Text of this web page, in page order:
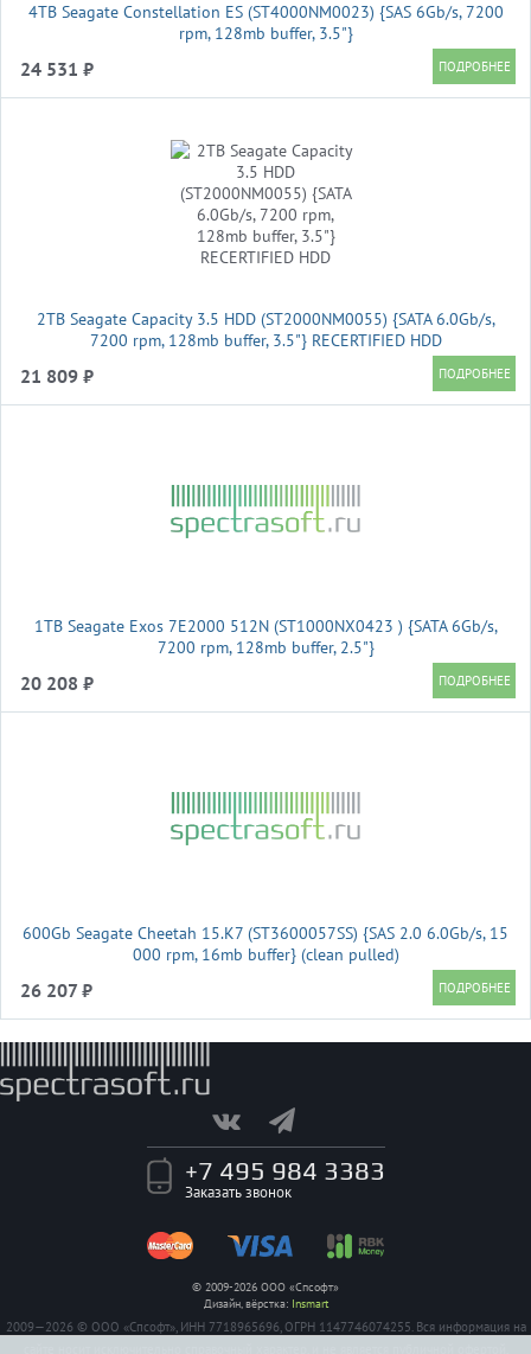
4TB Seagate Constellation ES (ST4000NM0023) {SAS 6Gb/s, 7200
rpm, 128mb buffer, 3.5"}
24 531 ₽
2TB Seagate Capacity 3.5 HDD (ST2000NM0055) {SATA 6.0Gb/s,
7200 rpm, 128mb buffer, 3.5"} RECERTIFIED HDD
21 809 ₽
1TB Seagate Exos 7E2000 512N (ST1000NX0423 ) {SATA 6Gb/s,
7200 rpm, 128mb buffer, 2.5"}
20 208 ₽
600Gb Seagate Cheetah 15.K7 (ST3600057SS) {SAS 2.0 6.0Gb/s, 15
000 rpm, 16mb buffer} (clean pulled)
26 207 ₽
+7 495 984 3383
Заказать звонок
© 2009-2026 ООО «Спсофт»
Дизайн, вёрстка: Insmart
2009—2026 © ООО «Спсофт», ИНН 7718965696, ОГРН 1147746074255. Вся информация на